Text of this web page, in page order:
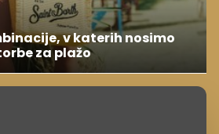
v katerih nosimo
za plažo